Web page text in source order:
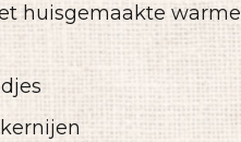
huisgemaakte warme